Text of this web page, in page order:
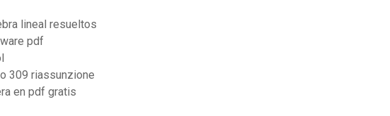
lineal resueltos
pdf
309 riassunzione
en pdf gratis